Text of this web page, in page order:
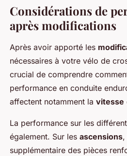
Considérations de
après modifications
Après avoir apporté les
nécessaires à votre vélo de
crucial de comprendre
performance en conduite
affectent notamment la vitesse
La performance sur les
également. Sur les ascensions,
supplémentaire des pièces